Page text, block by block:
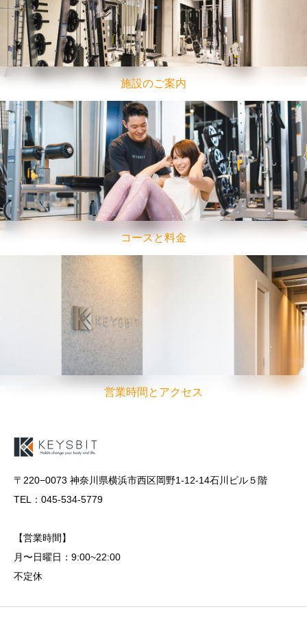
施設のご案内
コースと料金
営業時間とアクセス
〒220−0073 神奈川県横浜市西区岡野1-12-14石川ビル５階
TEL：045-534-5779
【営業時間】
月〜日曜日：9:00~22:00
不定休